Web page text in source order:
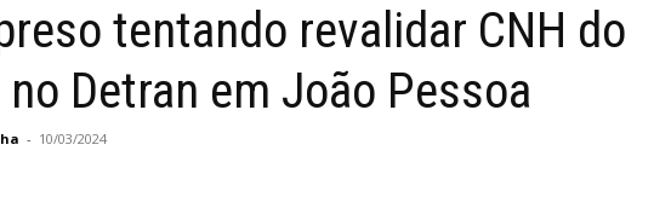
tentando revalidar CNH do
Detran em João Pessoa
- 10/03/2024